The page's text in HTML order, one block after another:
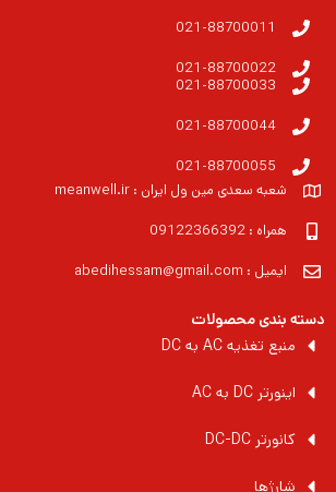
021-88700011
021-88700022
021-88700033
021-88700044
021-88700055
شعبه سعدی مین ول ایران : meanwell.ir
همراه : 09122366392
ایمیل : abedihessam@gmail.com
دسته بندی محصولات
منبع تغذیه AC به DC
اینورتر DC به AC
کانورتر DC-DC
شارژها